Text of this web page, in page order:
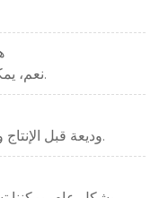
نعم، يمكننا تقديم العينة وفقًا لمتطلباتك.
30٪ وديعة قبل الإنتاج و 70٪ الرصيد قبل التسليم.